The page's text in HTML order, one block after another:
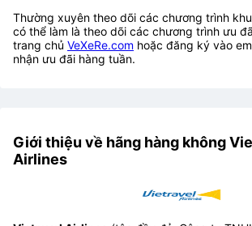
Thường xuyên theo dõi các chương trình
có thể làm là theo dõi các chương trình ưu
trang chủ VeXeRe.com hoặc đăng ký vào
nhận ưu đãi hàng tuần.
Giới thiệu về hãng hàng không
Airlines